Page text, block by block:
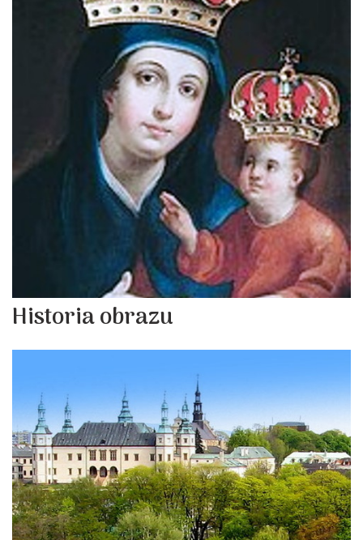
Historia obrazu